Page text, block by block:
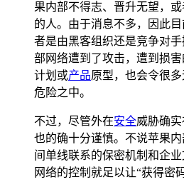
果内部不得志、晋升无望，
的人。由于消息不多，因此
者是由黑客组织还是竞争对
部网络遭到了攻击，遭到损
计划或产品原型，也会令很
危险之中。
不过，尽管外在安全威胁确
也的确十分谨慎。不说苹果
间单线联系的保密机制和企
网络的控制就足以让“获得密